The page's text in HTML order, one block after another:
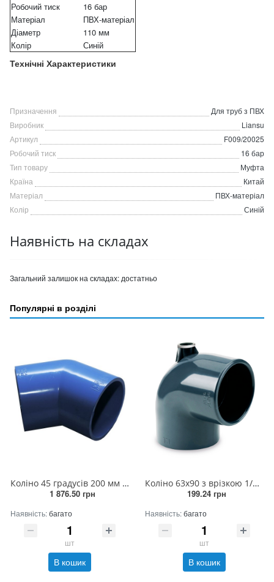
Технічні Характеристики
Робочий тиск
16 бар
Матеріал
ПВХ-матеріал
Діаметр
110 мм
Колір
Синій
Призначення
Для труб з ПВХ
Виробник
Liansu
Артикул
F009/20025
Робочий тиск
16 бар
Тип товару
Муфта
Країна
Китай
Матеріал
ПВХ-матеріал
Колір
Синій
Наявність на складах
Загальний залишок на складах: достатньо
Популярні в розділі
Коліно 45 градусів 200 мм (2штук/ящик)
1 876.50 грн
Наявність:багато
шт
В кошик
Коліно 63х90 з врізкою 1/2 РВ прямо
199.24 грн
Наявність:багато
шт
В кошик